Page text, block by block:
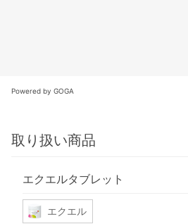
Powered by GOGA
取り扱い商品
エクエルタブレット
エクエル